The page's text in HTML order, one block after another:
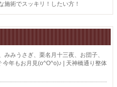
施術でスッキリ！したい方！
みうさぎ、栗名月十三夜、お団子、
今年もお月見(o^O^o)♪ | 天神橋通り整体